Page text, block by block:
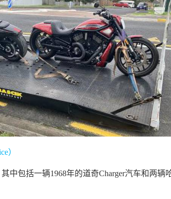
）
中包括一辆1968年的道奇Charger汽车和两辆